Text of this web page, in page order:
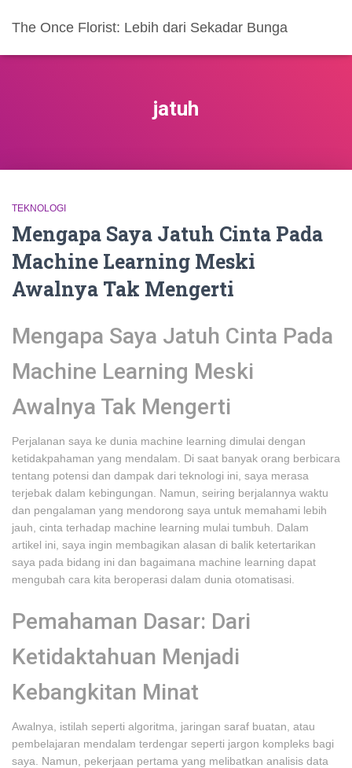
The Once Florist: Lebih dari Sekadar Bunga
jatuh
TEKNOLOGI
Mengapa Saya Jatuh Cinta Pada
Machine Learning Meski
Awalnya Tak Mengerti
Mengapa Saya Jatuh Cinta Pada
Machine Learning Meski
Awalnya Tak Mengerti
Perjalanan saya ke dunia machine learning dimulai dengan
ketidakpahaman yang mendalam. Di saat banyak orang berbicara
tentang potensi dan dampak dari teknologi ini, saya merasa
terjebak dalam kebingungan. Namun, seiring berjalannya waktu
dan pengalaman yang mendorong saya untuk memahami lebih
jauh, cinta terhadap machine learning mulai tumbuh. Dalam
artikel ini, saya ingin membagikan alasan di balik ketertarikan
saya pada bidang ini dan bagaimana machine learning dapat
mengubah cara kita beroperasi dalam dunia otomatisasi.
Pemahaman Dasar: Dari
Ketidaktahuan Menjadi
Kebangkitan Minat
Awalnya, istilah seperti algoritma, jaringan saraf buatan, atau
pembelajaran mendalam terdengar seperti jargon kompleks bagi
saya. Namun, pekerjaan pertama yang melibatkan analisis data